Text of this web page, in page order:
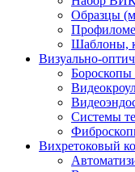
Образцы
Шаблоны,
Визуально-
Бороскопы
Системы
Вихретоковый